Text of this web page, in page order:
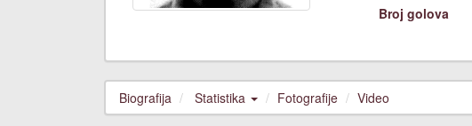
Broj golova
Biografija Statistika Fotografije Video